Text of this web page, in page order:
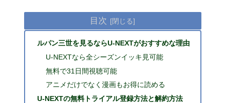
目次
ルパン三世を見るならU-NEXTがおすすめな理由
U-NEXTなら全シーズンイッキ見可能
無料で31日間視聴可能
アニメだけでなく漫画もお得に読める
U-NEXTの無料トライアル登録方法と解約方法